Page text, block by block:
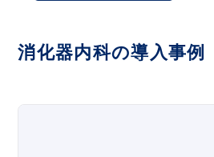
消化器内科の導入事例